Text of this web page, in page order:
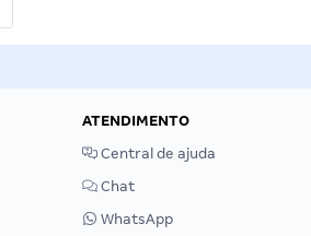
ATENDIMENTO
Central de ajuda
Chat
WhatsApp